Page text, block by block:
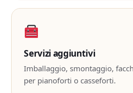
Servizi aggiuntivi
Imballaggio, smontaggio,
per pianoforti o casseforti.